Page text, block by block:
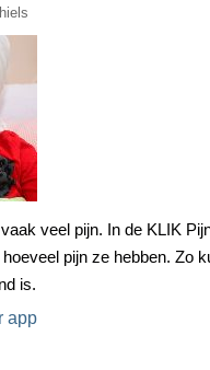
veel pijn. In de KLIK
pijn ze hebben. Zo
is.
app